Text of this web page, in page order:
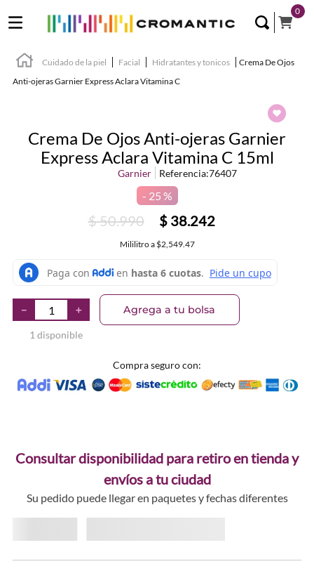
0
Cuidado de la piel Facial Hidratantes y tonicos
Crema De Ojos
Anti-ojeras Garnier Express Aclara Vitamina C
Crema De Ojos Anti-ojeras Garnier
Express Aclara Vitamina C 15ml
Garnier Referencia:76407
25 %
$50.990 $ 38.242
Mililitroa $2,549.47
＋
－
1 disponible
Agrega a tu bolsa
Compra seguro con:
Consultar disponibilidad para retiro en tienda y
envíos a tu ciudad
Su pedido puede llegar en paquetes y fechas diferentes